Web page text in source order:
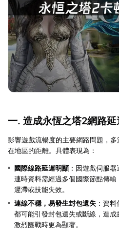
一. 造成永恆之塔2網路
影響遊戲流暢度的主要網路問題，
在地區的距離。具體表現為：
國際線路延遲明顯：因遊戲伺服器
連時資料需經過多個國際節點傳
遲滯或技能失效。
連線不穩，易發生封包遺失 ：資
都可能引發封包遺失或斷線，造
激烈團戰時更為顯著。